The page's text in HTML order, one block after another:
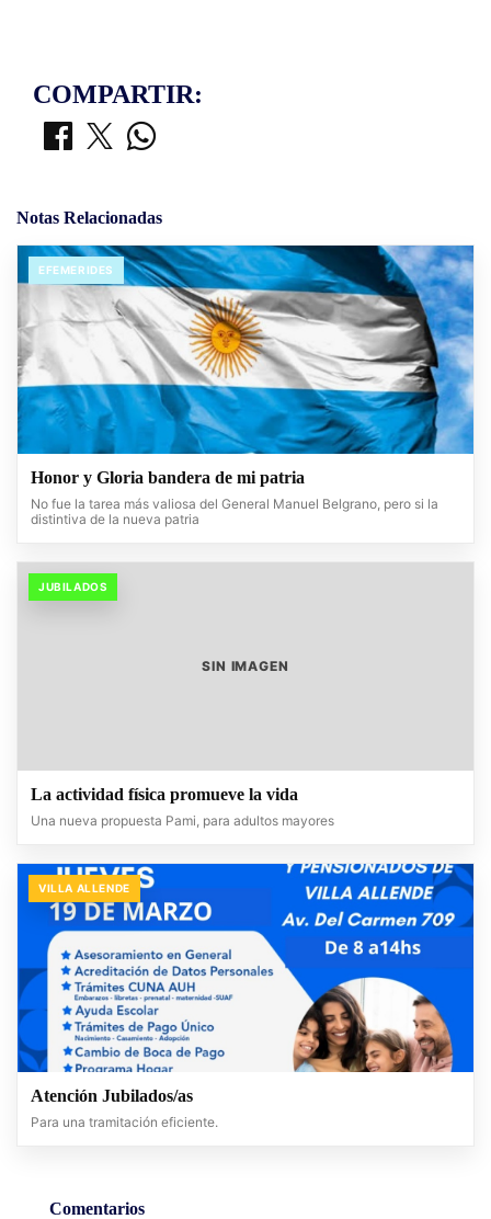
COMPARTIR:
Notas Relacionadas
EFEMERIDES
Honor y Gloria bandera de mi patria
No fue la tarea más valiosa del General Manuel Belgrano, pero si la
distintiva de la nueva patria
JUBILADOS
SIN IMAGEN
La actividad física promueve la vida
Una nueva propuesta Pami, para adultos mayores
VILLA ALLENDE
Atención Jubilados/as
Para una tramitación eficiente.
Comentarios